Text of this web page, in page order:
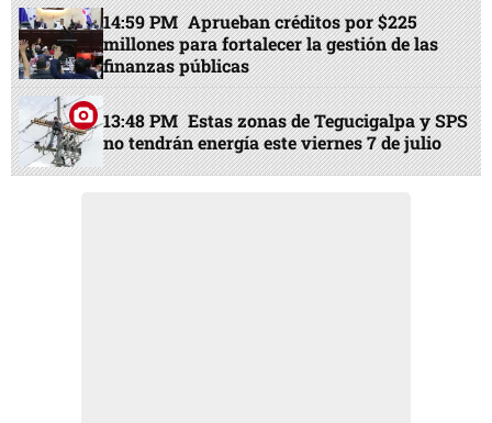
14:59 PM Aprueban créditos por $225
millones para fortalecer la gestión de las
finanzas públicas
13:48 PM Estas zonas de Tegucigalpa y SPS
no tendrán energía este viernes 7 de julio